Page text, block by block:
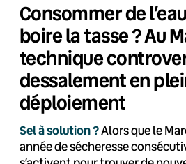
Consommer de
boire la tasse ? Au
technique
dessalement en
déploiement
Sel à solution ?Alors que le
année de sécheresse